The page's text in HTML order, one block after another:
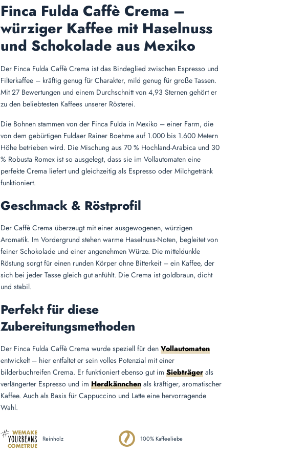
Finca Fulda Caffè Crema –
würziger Kaffee mit Haselnuss
und Schokolade aus Mexiko
Der Finca Fulda Caffè Crema ist das Bindeglied zwischen Espresso und
Filterkaffee – kräftig genug für Charakter, mild genug für große Tassen.
Mit 27 Bewertungen und einem Durchschnitt von 4,93 Sternen gehört er
zu den beliebtesten Kaffees unserer Rösterei.
Die Bohnen stammen von der Finca Fulda in Mexiko – einer Farm, die
von dem gebürtigen Fuldaer Rainer Boehme auf 1.000 bis 1.600 Metern
Höhe betrieben wird. Die Mischung aus 70 % Hochland-Arabica und 30
% Robusta Romex ist so ausgelegt, dass sie im Vollautomaten eine
perfekte Crema liefert und gleichzeitig als Espresso oder Milchgetränk
funktioniert.
Geschmack & Röstprofil
Der Caffè Crema überzeugt mit einer ausgewogenen, würzigen
Aromatik. Im Vordergrund stehen warme Haselnuss-Noten, begleitet von
feiner Schokolade und einer angenehmen Würze. Die mitteldunkle
Röstung sorgt für einen runden Körper ohne Bitterkeit – ein Kaffee, der
sich bei jeder Tasse gleich gut anfühlt. Die Crema ist goldbraun, dicht
und stabil.
Perfekt für diese
Zubereitungsmethoden
Der Finca Fulda Caffè Crema wurde speziell für den Vollautomaten
entwickelt – hier entfaltet er sein volles Potenzial mit einer
bilderbuchreifen Crema. Er funktioniert ebenso gut im Siebträgerals
verlängerter Espresso und im Herdkännchenals kräftiger, aromatischer
Kaffee. Auch als Basis für Cappuccino und Latte eine hervorragende
Wahl.
Reinholz 100% Kaffeeliebe